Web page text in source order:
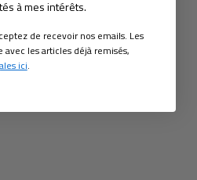
à mes intérêts.
de recevoir nos emails. Les
avec les articles déjà remisés,
ici.